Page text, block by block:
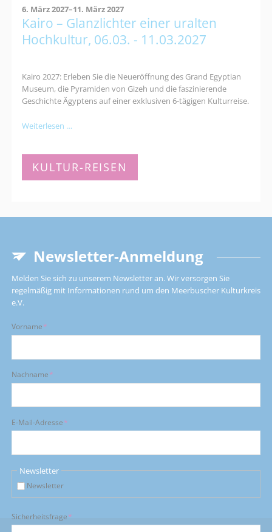
nach
Dessau:
Bauhaus,
Gartenreich
Luther
6. März 2027–11. März 2027
Kairo – Glanzlichter einer uralten
Hochkultur, 06.03. - 11.03.2027
Kairo 2027: Erleben Sie die Neueröffnung des Grand Egyptian
Museum, die Pyramiden von Gizeh und die faszinierende
Geschichte Ägyptens auf einer exklusiven 6-tägigen Kulturreise.
Weiterlesen …Kairo
einer
uralten
KULTUR-REISEN
Newsletter-Anmeldung
Melden Sie sich zu unserem Newsletter an. Wir versorgen Sie
regelmäßig mit Informationen rund um den Meerbuscher Kulturkreis
e.V.
Pflichtfeld
Vorname*
Pflichtfeld
Nachname*
Pflichtfeld
E-Mail-Adresse*
Newsletter
Newsletter
Pflichtfeld
Sicherheitsfrage*